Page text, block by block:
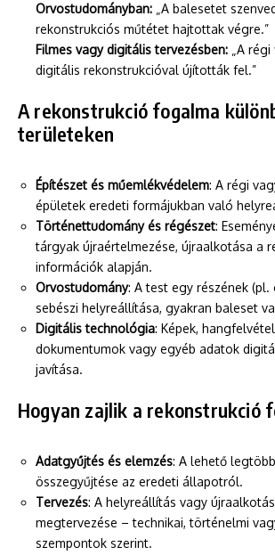
Orvostudományban: „A balesetet
rekonstrukciós műtétet hajtottak végre.”
Filmes vagy digitális tervezésben: „A
digitális rekonstrukcióval újították fel.”
A rekonstrukció fogalma
területeken
Építészet és műemlékvédelem: A régi
épületek eredeti formájukban való
Történettudomány és régészet:
tárgyak újraértelmezése, újraalkotása a
információk alapján.
Orvostudomány: A test egy részének (pl.
sebészi helyreállítása, gyakran baleset
Digitális technológia: Képek,
dokumentumok vagy egyéb adatok
javítása.
Hogyan zajlik a rekonstrukció
Adatgyűjtés és elemzés: A lehető
összegyűjtése az eredeti állapotról.
Tervezés: A helyreállítás vagy
megtervezése – technikai, történelmi
szempontok szerint.